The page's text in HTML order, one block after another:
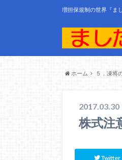
増担保規制の世界『ま
ホーム ５．凍将
2017.03.30
株式注
Twitter